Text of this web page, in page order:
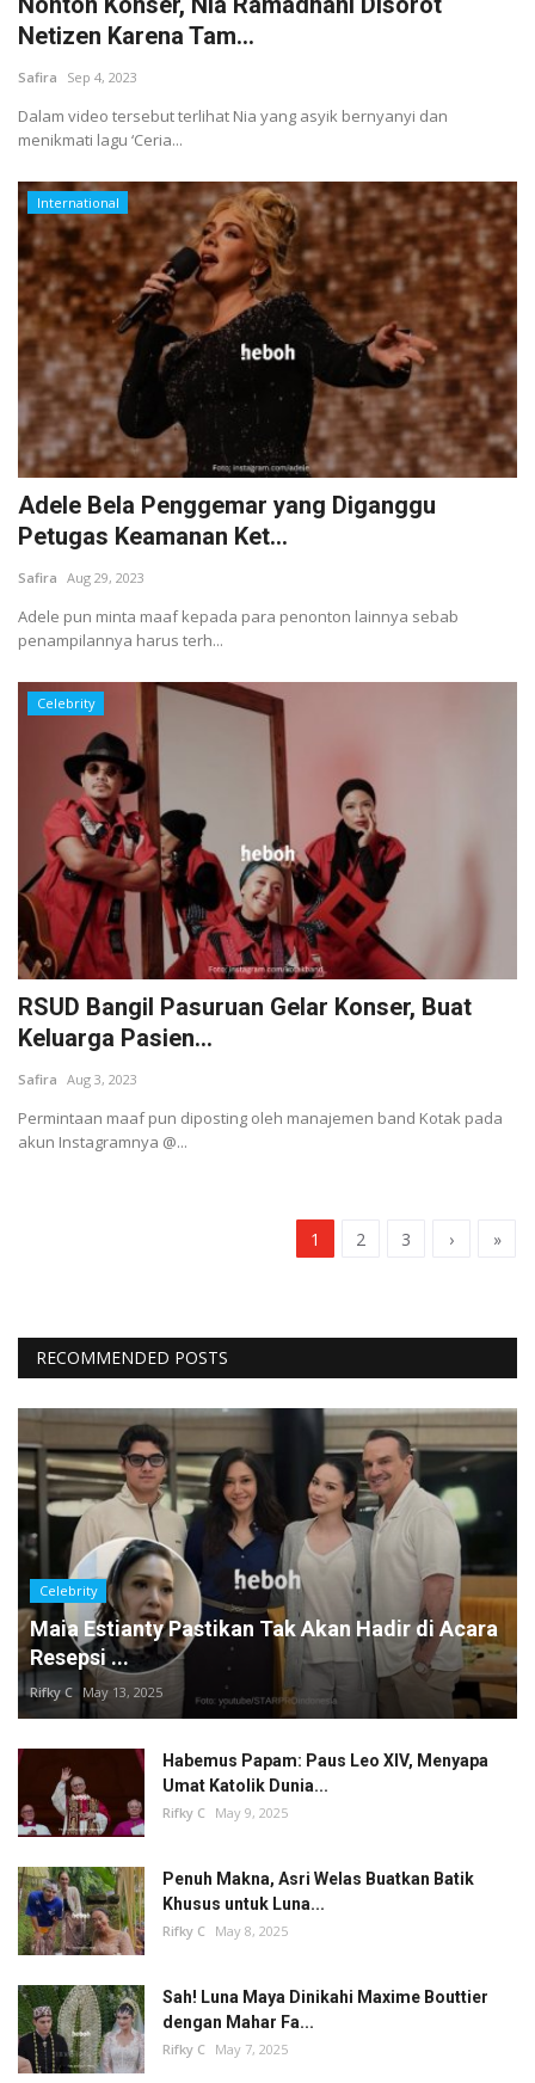
Netizen Karena Tam...
Safira Sep 4, 2023
Dalam video tersebut terlihat Nia yang asyik bernyanyi dan
menikmati lagu ‘Ceria...
International
Adele Bela Penggemar yang Diganggu
Petugas Keamanan Ket...
Safira Aug 29, 2023
Adele pun minta maaf kepada para penonton lainnya sebab
penampilannya harus terh...
Celebrity
RSUD Bangil Pasuruan Gelar Konser, Buat
Keluarga Pasien...
Safira Aug 3, 2023
Permintaan maaf pun diposting oleh manajemen band Kotak pada
akun Instagramnya @...
1 2 3 › »
RECOMMENDED POSTS
Celebrity
Maia Estianty Pastikan Tak Akan Hadir di Acara
Resepsi ...
Rifky C May 13, 2025
Habemus Papam: Paus Leo XIV, Menyapa
Umat Katolik Dunia...
Rifky C May 9, 2025
Penuh Makna, Asri Welas Buatkan Batik
Khusus untuk Luna...
Rifky C May 8, 2025
Sah! Luna Maya Dinikahi Maxime Bouttier
dengan Mahar Fa...
Rifky C May 7, 2025